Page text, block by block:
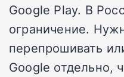
Google Play. В
ограничение.
перепрошивать
Google отдельно,